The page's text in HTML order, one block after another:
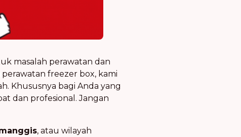
masalah perawatan dan
freezer box, kami
Khususnya bagi Anda yang
dan profesional. Jangan
, atau wilayah